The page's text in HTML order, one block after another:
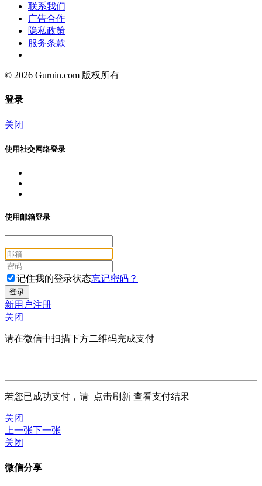
联系我们
广告合作
隐私政策
服务条款
© 2026 Guruin.com 版权所有
登录
关闭
使用社交网络登录
使用邮箱登录
记住我的登录状态忘记密码？
新用户注册
关闭
请在微信中扫描下方二维码完成支付
若您已成功支付，请 点击刷新 查看支付结果
关闭
上一张下一张
关闭
微信分享